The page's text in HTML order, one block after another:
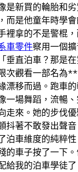
是新買的輪胎和
而是他童年時學
裡拿的不是警棍
車零件察用一個
垂直泊車？那是
次觀看一部名為
漂移而過。跑車
一場舞蹈，流暢
走來。她的步伐
抖著不敢發出聲
泊車維度的純粹
的車子按了一下
我的泊車學徒